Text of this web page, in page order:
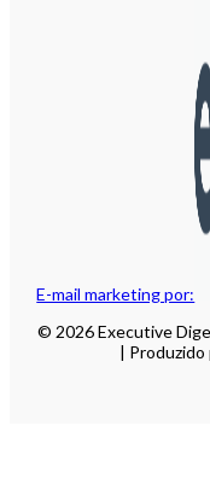
E-mail marketing por:
© 2026 Executive
|